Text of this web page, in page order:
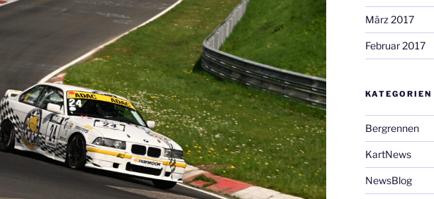
März 2017
Februar 2017
KATEGORIEN
Bergrennen
KartNews
NewsBlog